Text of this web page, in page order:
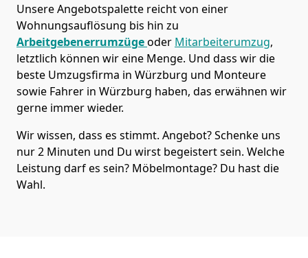
Unsere Angebotspalette reicht von einer
Wohnungsauflösung bis hin zu
Arbeitgebenerrumzügeoder Mitarbeiterumzug,
letztlich können wir eine Menge. Und dass wir die
beste Umzugsfirma in Würzburg und Monteure
sowie Fahrer in Würzburg haben, das erwähnen wir
gerne immer wieder.
Wir wissen, dass es stimmt. Angebot? Schenke uns
nur 2 Minuten und Du wirst begeistert sein. Welche
Leistung darf es sein? Möbelmontage? Du hast die
Wahl.